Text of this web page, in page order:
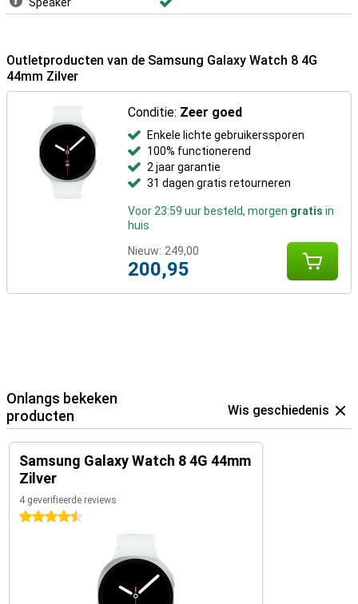
Outletproducten van de Samsung Galaxy Watch 8 4G
44mm Zilver
Conditie: Zeer goed
Enkele lichte gebruikerssporen
100% functionerend
2 jaar garantie
31 dagen gratis retourneren
Voor 23:59 uur besteld, morgen gratis in
huis
Nieuw: 249,00
200,95
Onlangs bekeken
producten
Wis geschiedenis
Samsung Galaxy Watch 8 4G 44mm
Zilver
4 geverifieerde reviews
4.5 sterren